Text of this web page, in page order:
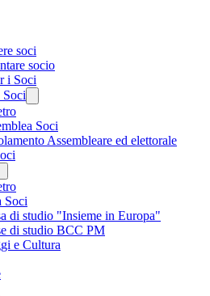
soci
socio
i Soci
Soci
Soci
Assembleare ed elettorale
Soci
di studio "Insieme in Europa"
di studio BCC PM
e Cultura